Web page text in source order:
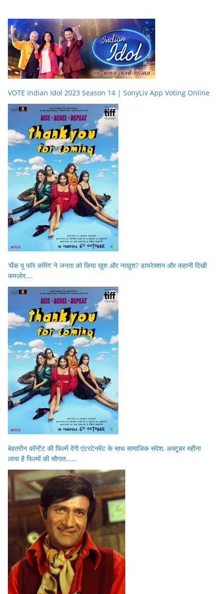
VOTE Indian Idol 2023 Season 14 | SonyLiv App Voting Online
‘थैंक यू फॉर कमिंग’ ने जनता को किया खुश और नाखुश? डायरेक्शन और कहानी दिखी
कमज़ोर….
बेहतरीन कॉन्टेंट की फिल्में देंगी एंटरटेनमेंट के साथ सामाजिक संदेश, अक्टूबर महीना
लाया है फिल्मों की सौगात……